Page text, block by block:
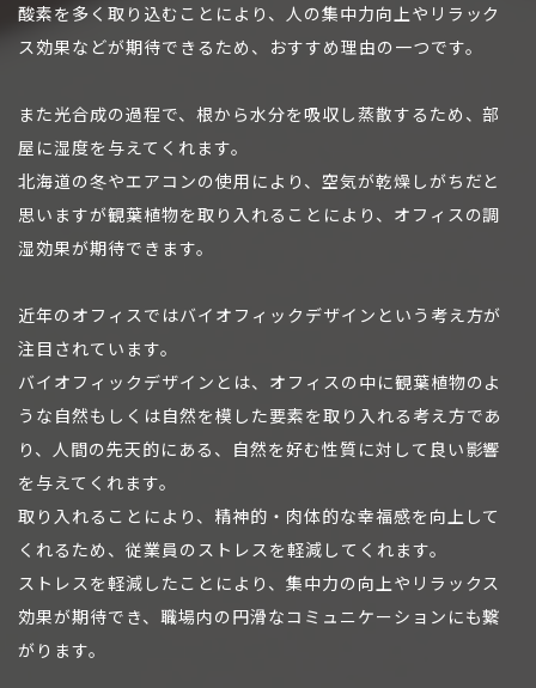
酸素を多く取り込むことにより、人の集中力向上やリラック
ス効果などが期待できるため、おすすめ理由の一つです。
また光合成の過程で、根から水分を吸収し蒸散するため、部
屋に湿度を与えてくれます。
北海道の冬やエアコンの使用により、空気が乾燥しがちだと
思いますが観葉植物を取り入れることにより、オフィスの調
湿効果が期待できます。
近年のオフィスではバイオフィックデザインという考え方が
注目されています。
バイオフィックデザインとは、オフィスの中に観葉植物のよ
うな自然もしくは自然を模した要素を取り入れる考え方であ
り、人間の先天的にある、自然を好む性質に対して良い影響
を与えてくれます。
取り入れることにより、精神的・肉体的な幸福感を向上して
くれるため、従業員のストレスを軽減してくれます。
ストレスを軽減したことにより、集中力の向上やリラックス
効果が期待でき、職場内の円滑なコミュニケーションにも繋
がります。